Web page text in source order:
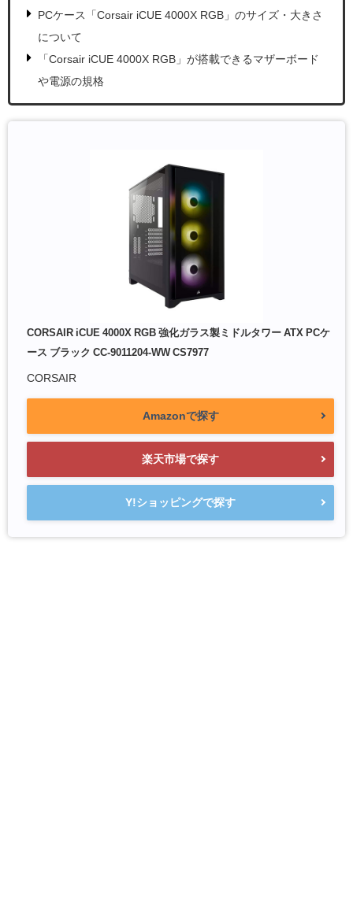
PCケース「Corsair iCUE 4000X RGB」のサイズ・大きさ
について
「Corsair iCUE 4000X RGB」が搭載できるマザーボード
や電源の規格
CORSAIR iCUE 4000X RGB 強化ガラス製ミドルタワー ATX PCケ
ース ブラック CC-9011204-WW CS7977
CORSAIR
Amazonで探す
楽天市場で探す
Y!ショッピングで探す